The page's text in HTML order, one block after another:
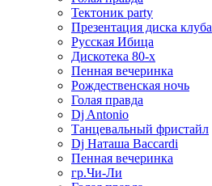
Тектоник party
Презентация диска клуба
Русская Ибица
Дискотека 80-х
Пенная вечеринка
Рождественская ночь
Голая правда
Dj Antonio
Танцевальный фристайл
Dj Наташа Baccardi
Пенная вечеринка
гр.Чи-Ли